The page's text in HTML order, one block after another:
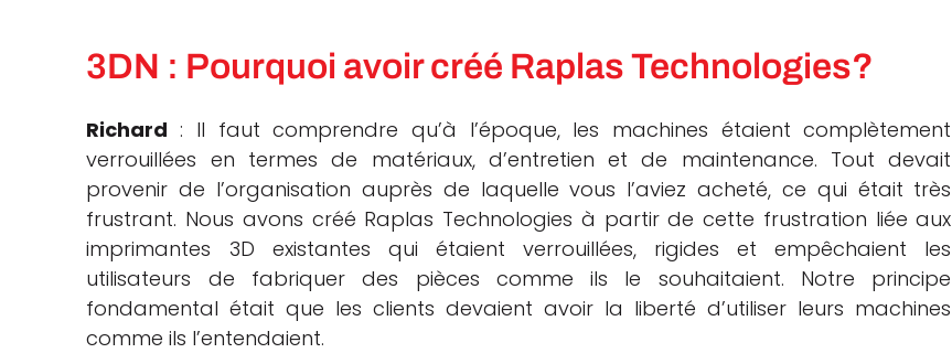
3DN : Pourquoi avoir créé Raplas Technologies?
Richard: Il faut comprendre qu’à l’époque, les machines étaient complètement
verrouillées en termes de matériaux, d’entretien et de maintenance. Tout devait
provenir de l’organisation auprès de laquelle vous l’aviez acheté, ce qui était très
frustrant. Nous avons créé Raplas Technologies à partir de cette frustration liée aux
imprimantes 3D existantes qui étaient verrouillées, rigides et empêchaient les
utilisateurs de fabriquer des pièces comme ils le souhaitaient. Notre principe
fondamental était que les clients devaient avoir la liberté d’utiliser leurs machines
comme ils l’entendaient.